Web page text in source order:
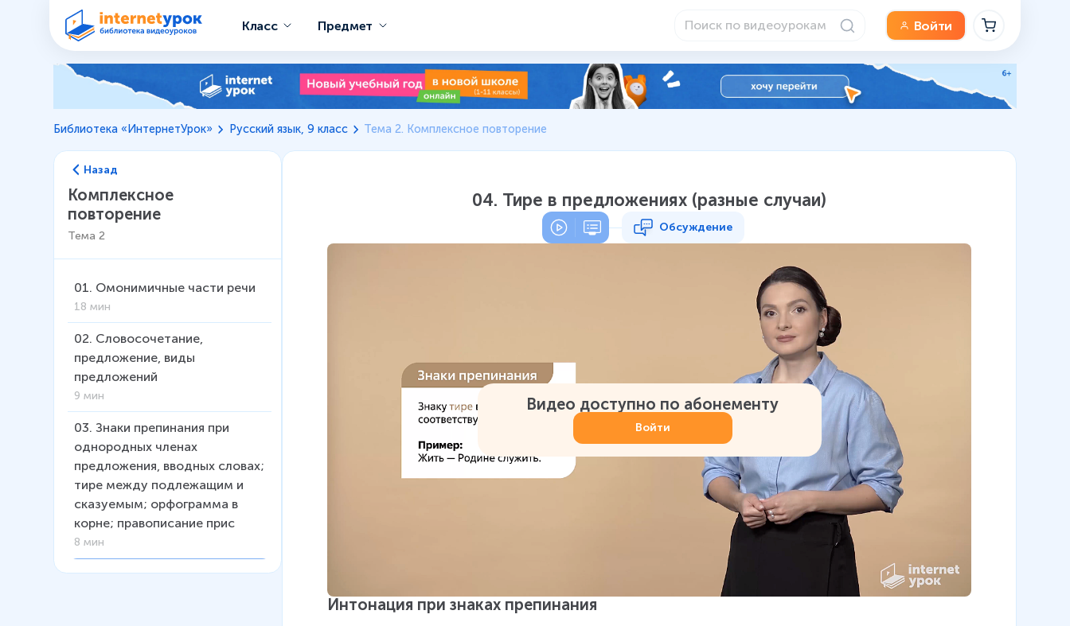
Класс Предмет Войти
Библиотека «ИнтернетУрок» Русский язык, 9 класс Тема 2. Комплексное повторение
Назад
Комплексное
повторение
Тема 2
01. Омонимичные части речи
18 мин
02. Словосочетание,
предложение, виды
предложений
9 мин
03. Знаки препинания при
однородных членах
предложения, вводных словах;
тире между подлежащим и
сказуемым; орфограмма в
корне; правописание прис
8 мин
04.Тире в предложениях
04. Тире в предложениях (разные случаи)
Обсуждение
Видео доступно по абонементу
Войти
Интонация при знаках препинания